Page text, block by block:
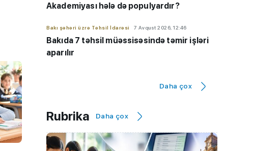
Akademiyası hələ də populyardır?
Bakı şəhəri üzrə Təhsil İdarəsi 7 Avqust 2026, 12:46
Bakıda 7 təhsil müəssisəsində təmir işləri
aparılır
NASA: Pluton düşündüyümüzdən daha
AzEdu Təhsil Platforması 7 Avqust 2026, 11:50
BMU məzunu ABŞ-nin nüfuzlu
universitetində təhsilini davam
Daha çox
Rubrika Daha çox